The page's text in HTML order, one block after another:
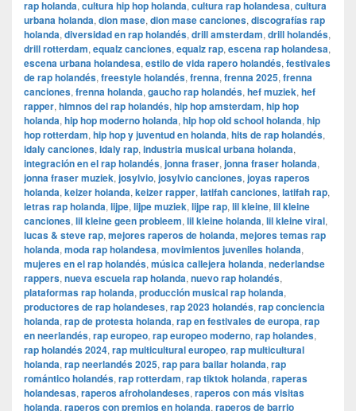
rap holanda, cultura hip hop holanda, cultura rap holandesa, cultura
urbana holanda, dion mase, dion mase canciones, discografías rap
holanda, diversidad en rap holandés, drill amsterdam, drill holandés,
drill rotterdam, equalz canciones, equalz rap, escena rap holandesa,
escena urbana holandesa, estilo de vida rapero holandés, festivales
de rap holandés, freestyle holandés, frenna, frenna 2025, frenna
canciones, frenna holanda, gaucho rap holandés, hef muziek, hef
rapper, himnos del rap holandés, hip hop amsterdam, hip hop
holanda, hip hop moderno holanda, hip hop old school holanda, hip
hop rotterdam, hip hop y juventud en holanda, hits de rap holandés,
idaly canciones, idaly rap, industria musical urbana holanda,
integración en el rap holandés, jonna fraser, jonna fraser holanda,
jonna fraser muziek, josylvio, josylvio canciones, joyas raperos
holanda, keizer holanda, keizer rapper, latifah canciones, latifah rap,
letras rap holanda, lijpe, lijpe muziek, lijpe rap, lil kleine, lil kleine
canciones, lil kleine geen probleem, lil kleine holanda, lil kleine viral,
lucas & steve rap, mejores raperos de holanda, mejores temas rap
holanda, moda rap holandesa, movimientos juveniles holanda,
mujeres en el rap holandés, música callejera holanda, nederlandse
rappers, nueva escuela rap holanda, nuevo rap holandés,
plataformas rap holanda, producción musical rap holanda,
productores de rap holandeses, rap 2023 holandés, rap conciencia
holanda, rap de protesta holanda, rap en festivales de europa, rap
en neerlandés, rap europeo, rap europeo moderno, rap holandes,
rap holandés 2024, rap multicultural europeo, rap multicultural
holanda, rap neerlandés 2025, rap para bailar holanda, rap
romántico holandés, rap rotterdam, rap tiktok holanda, raperas
holandesas, raperos afroholandeses, raperos con más visitas
holanda, raperos con premios en holanda, raperos de barrio